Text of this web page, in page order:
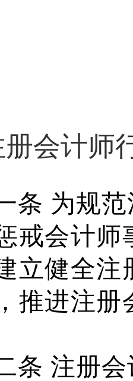
册会计师
条 为规
戒会计师
立健全注
推进注册
条 注册